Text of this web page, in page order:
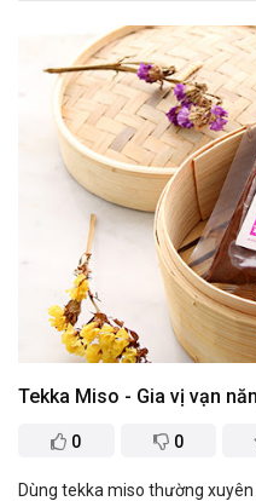
Tekka Miso - Gia vị vạn
0 0
Dùng tekka miso thường